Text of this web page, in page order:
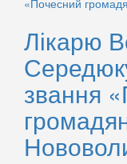
Лікарю
звання